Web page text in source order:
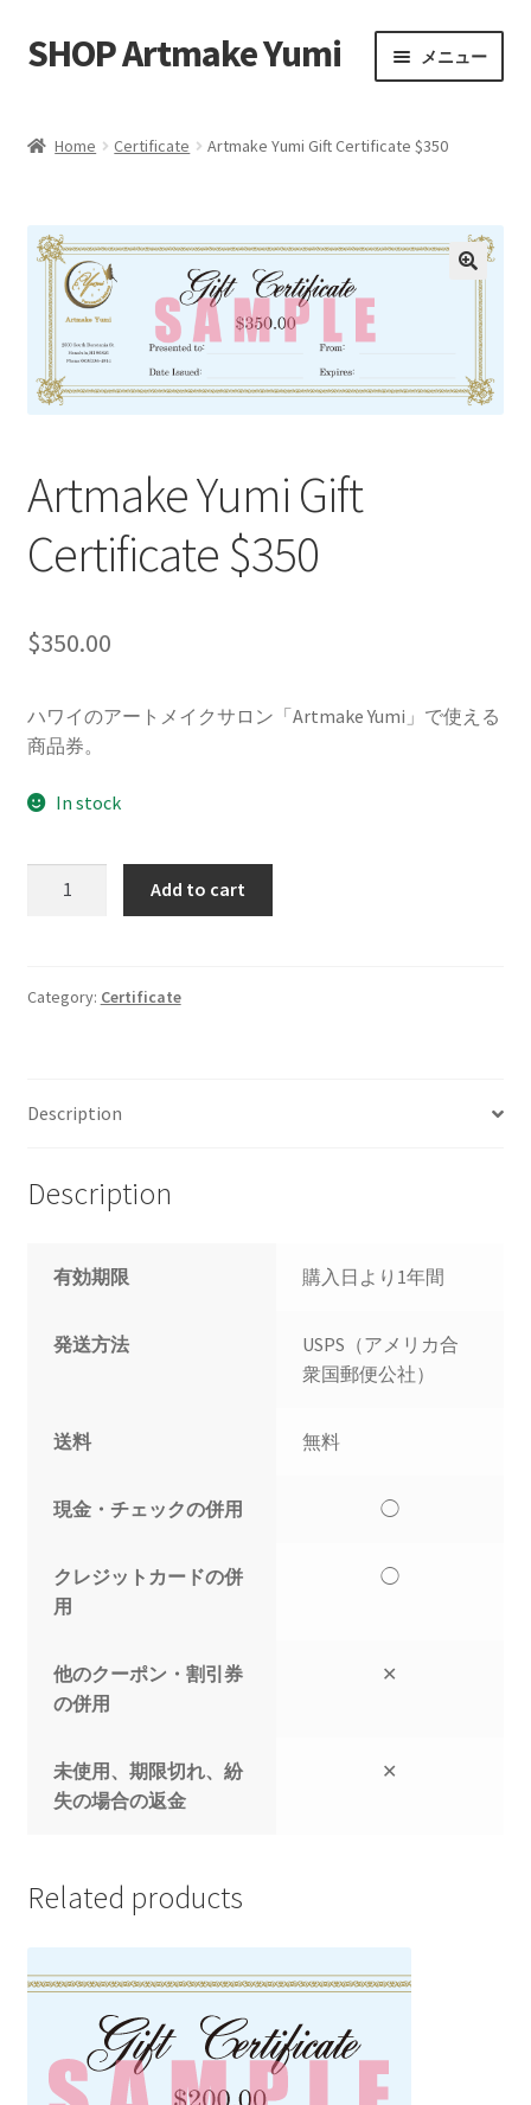
ナ
ビ
ー
へ
コ
ン
ン
キ
SHOP Artmake Yumi メニュー
ショップ
Home Certificate Artmake Yumi Gift Certificate $350
Artmake Yumi Gift
Certificate $350
$350.00
ハワイのアートメイクサロン「Artmake Yumi」で使える
商品券。
In stock
$350
Add to cart
Category: Certificate
Description
Description
有効期限 購入日より1年間
発送方法
USPS（アメリカ合
衆国郵便公社）
送料 無料
現金・チェックの併用 ◯
クレジットカードの併
用
◯
他のクーポン・割引券
の併用
✕
未使用、期限切れ、紛
失の場合の返金
✕
Related products